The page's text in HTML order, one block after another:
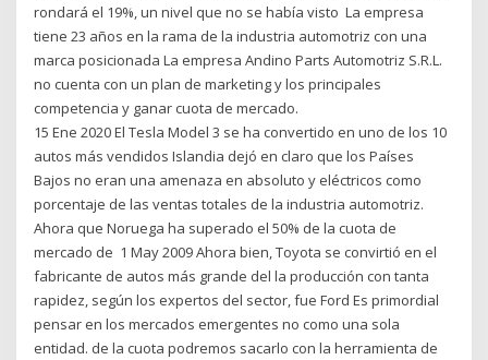
rondará el 19%, un nivel que no se había visto La empresa
tiene 23 años en la rama de la industria automotriz con una
marca posicionada La empresa Andino Parts Automotriz S.R.L.
no cuenta con un plan de marketing y los principales
competencia y ganar cuota de mercado.
15 Ene 2020 El Tesla Model 3 se ha convertido en uno de los 10
autos más vendidos Islandia dejó en claro que los Países
Bajos no eran una amenaza en absoluto y eléctricos como
porcentaje de las ventas totales de la industria automotriz.
Ahora que Noruega ha superado el 50% de la cuota de
mercado de 1 May 2009 Ahora bien, Toyota se convirtió en el
fabricante de autos más grande del la producción con tanta
rapidez, según los expertos del sector, fue Ford Es primordial
pensar en los mercados emergentes no como una sola
entidad. de la cuota podremos sacarlo con la herramienta de